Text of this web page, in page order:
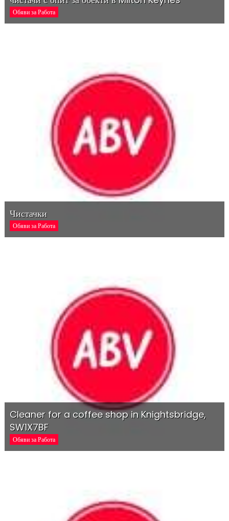
Обяви за Работа
Чистачки
Обяви за Работа
Cleaner for a coffee shop in Knightsbridge,
SW1X7BF
Обяви за Работа